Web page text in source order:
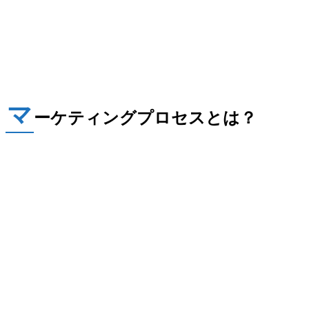
マ ーケティングプロセスとは？